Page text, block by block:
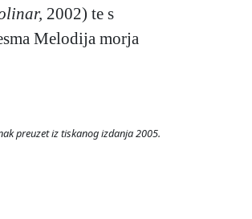
2002) te s
Melodija morja
preuzet iz tiskanog izdanja 2005.